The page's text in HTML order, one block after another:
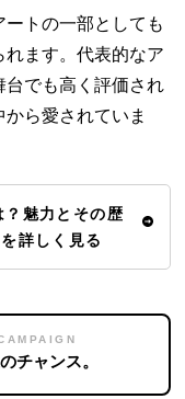
トの一部としても
ます。代表的なア
台でも高く評価され
ら愛されていま
？魅力とその歴
詳しく見る
チャンス。